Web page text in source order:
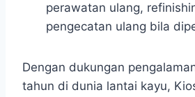
perawatan ulang,
pengecatan ulang bila
Dengan dukungan
tahun di dunia lantai kayu,